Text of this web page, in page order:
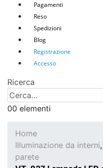
Pagamenti
Reso
Spedizioni
Blog
Registrazione
Accesso
Ricerca
00 elementi
Home
Illuminazione da interni,
parete